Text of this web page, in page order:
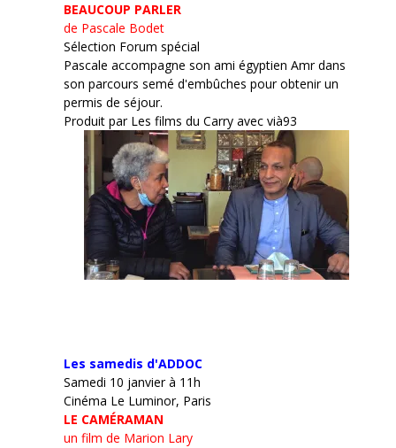
BEAUCOUP PARLER
de Pascale Bodet
Sélection Forum spécial
Pascale accompagne son ami égyptien Amr dans
son parcours semé d'embûches pour obtenir un
permis de séjour.
Produit par Les films du Carry avec vià93
Les samedis d'ADDOC
Samedi 10 janvier à 11h
Cinéma Le Luminor, Paris
LE CAMÉRAMAN
un film de Marion Lary